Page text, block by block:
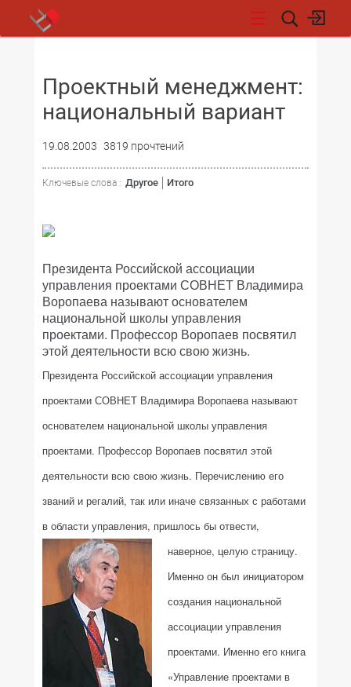
Проектный менеджмент:
национальный вариант
19.08.2003 3819 прочтений
Ключевые слова : Другое Итого
Президента Российской ассоциации
управления проектами СОВНЕТ Владимира
Воропаева называют основателем
национальной школы управления
проектами. Профессор Воропаев посвятил
этой деятельности всю свою жизнь.
Президента Российской ассоциации управления
проектами СОВНЕТ Владимира Воропаева называют
основателем национальной школы управления
проектами. Профессор Воропаев посвятил этой
деятельности всю свою жизнь. Перечислению его
званий и регалий, так или иначе связанных с работами
в области управления, пришлось бы отвести,
наверное, целую страницу.
Именно он был инициатором
создания национальной
ассоциации управления
проектами. Именно его книга
«Управление проектами в